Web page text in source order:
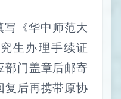
写《华中师范大
生办理手续证
部门盖章后邮寄
复后再携带原协